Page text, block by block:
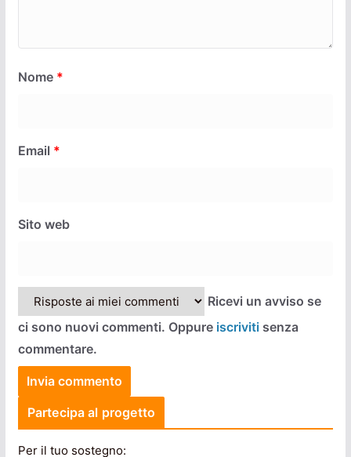
Nome *
Email *
Sito web
Ricevi un avviso se
ci sono nuovi commenti. Oppure iscrivitisenza
commentare.
Partecipa al progetto
Per il tuo sostegno: